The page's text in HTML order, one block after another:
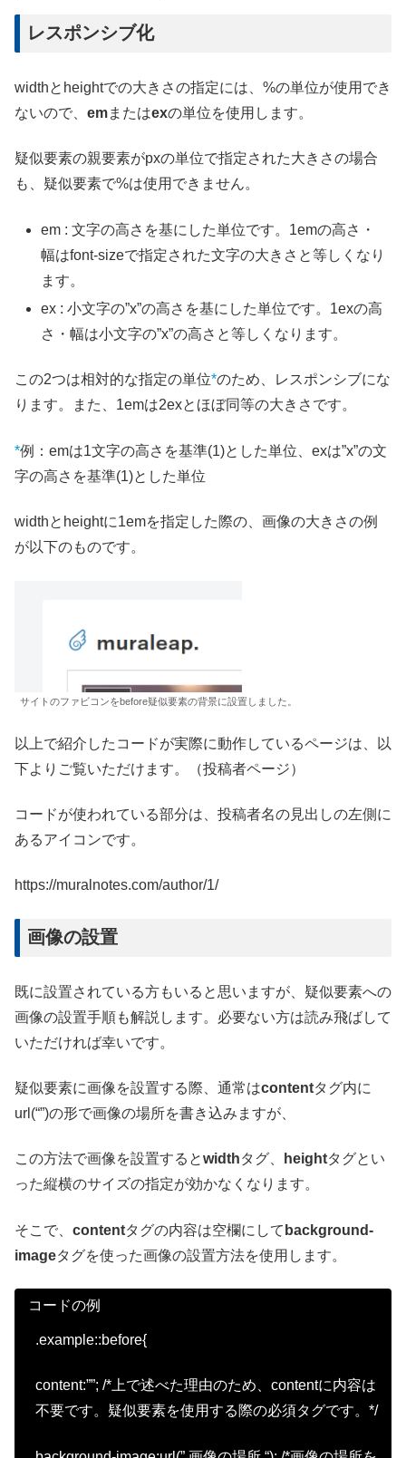
レスポンシブ化
widthとheightでの大きさの指定には、%の単位が使用でき
ないので、 emまたはexの単位を使用します。
疑似要素の親要素がpxの単位で指定された大きさの場合
も、疑似要素で%は使用できません。
em : 文字の高さを基にした単位です。1emの高さ・
幅はfont-sizeで指定された文字の大きさと等しくなり
ます。
ex : 小文字の”x”の高さを基にした単位です。1exの高
さ・幅は小文字の”x”の高さと等しくなります。
この2つは相対的な指定の単位*のため、レスポンシブにな
ります。また、1emは2exとほぼ同等の大きさです。
*例：emは1文字の高さを基準(1)とした単位、exは”x”の文
字の高さを基準(1)とした単位
widthとheightに1emを指定した際の、画像の大きさの例
が以下のものです。
サイトのファビコンをbefore疑似要素の背景に設置しました。
以上で紹介したコードが実際に動作しているページは、以
下よりご覧いただけます。（投稿者ページ）
コードが使われている部分は、投稿者名の見出しの左側に
あるアイコンです。
https://muralnotes.com/author/1/
画像の設置
既に設置されている方もいると思いますが、疑似要素への
画像の設置手順も解説します。必要ない方は読み飛ばして
いただければ幸いです。
疑似要素に画像を設置する際、通常はcontentタグ内に
url(“”)の形で画像の場所を書き込みますが、
この方法で画像を設置するとwidthタグ、 heightタグとい
った縦横のサイズの指定が効かなくなります。
そこで、 contentタグの内容は空欄にして background-
imageタグを使った画像の設置方法を使用します。
コードの例
.example::before{
content:””; /*上で述べた理由のため、contentに内容は
不要です。疑似要素を使用する際の必須タグです。*/